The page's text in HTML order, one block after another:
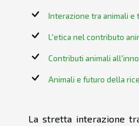
Interazione tra animali e
L'etica nel contributo
Contributi animali
Animali e futuro della
La stretta interazione